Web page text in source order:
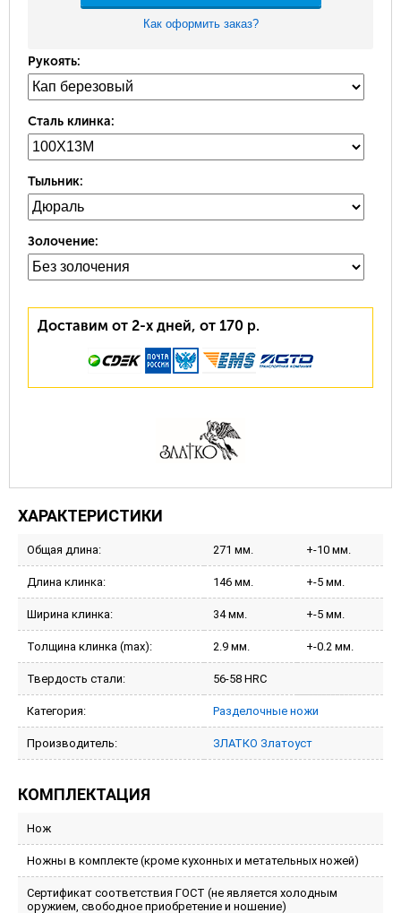
Как оформить заказ?
Рукоять:
Сталь клинка:
Тыльник:
Золочение:
Доставим от 2-х дней, от 170 р.
ХАРАКТЕРИСТИКИ
Общая длина: 271 мм. +-10 мм.
Длина клинка: 146 мм. +-5 мм.
Ширина клинка: 34 мм. +-5 мм.
Толщина клинка (max): 2.9 мм. +-0.2 мм.
Твердость стали: 56-58 HRC
Категория: Разделочные ножи
Производитель: ЗЛАТКО Златоуст
КОМПЛЕКТАЦИЯ
Нож
Ножны в комплекте (кроме кухонных и метательных ножей)
Сертификат соответствия ГОСТ (не является холодным
оружием, свободное приобретение и ношение)